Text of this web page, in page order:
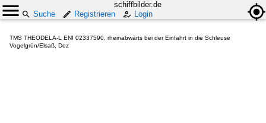
schiffbilder.de
Suche
Registrieren Login
TMS THEODELA-L ENI 02337590, rheinabwärts bei der Einfahrt in die Schleuse
Vogelgrün/Elsaß, Dez